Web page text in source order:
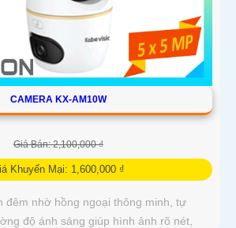
CAMERA KX-AM10W
Giá Bán: 2,100,000 ₫
Khuyến Mại: 1,600,000 ₫
đêm nhờ hồng ngoại thông minh, tự
độ ánh sáng giúp hình ảnh rõ nét,